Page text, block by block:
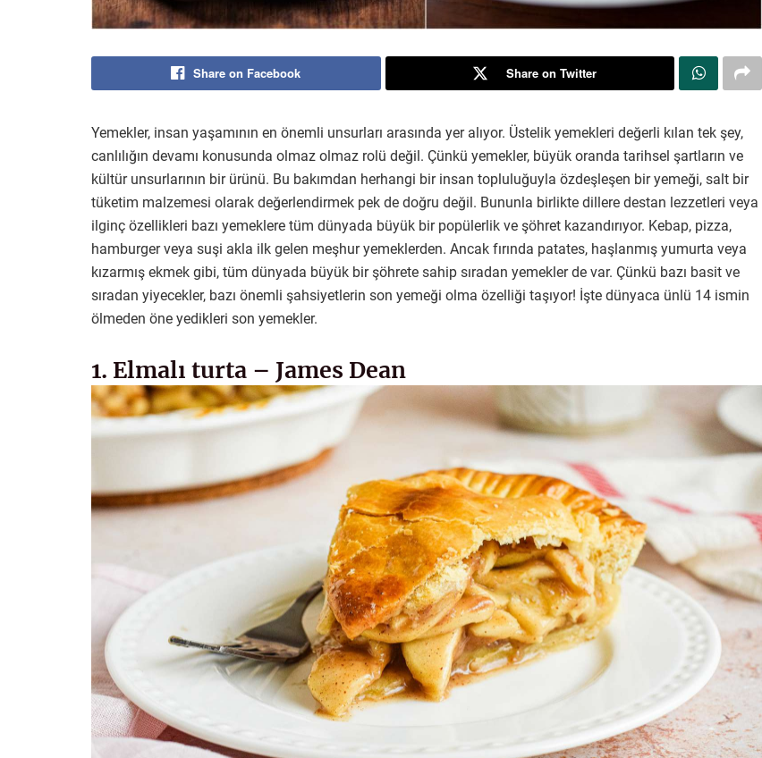
Share on Facebook Share on Twitter
Yemekler, insan yaşamının en önemli unsurları arasında yer alıyor. Üstelik yemekleri değerli kılan tek şey,
canlılığın devamı konusunda olmaz olmaz rolü değil. Çünkü yemekler, büyük oranda tarihsel şartların ve
kültür unsurlarının bir ürünü. Bu bakımdan herhangi bir insan topluluğuyla özdeşleşen bir yemeği, salt bir
tüketim malzemesi olarak değerlendirmek pek de doğru değil. Bununla birlikte dillere destan lezzetleri veya
ilginç özellikleri bazı yemeklere tüm dünyada büyük bir popülerlik ve şöhret kazandırıyor. Kebap, pizza,
hamburger veya suşi akla ilk gelen meşhur yemeklerden. Ancak fırında patates, haşlanmış yumurta veya
kızarmış ekmek gibi, tüm dünyada büyük bir şöhrete sahip sıradan yemekler de var. Çünkü bazı basit ve
sıradan yiyecekler, bazı önemli şahsiyetlerin son yemeği olma özelliği taşıyor! İşte dünyaca ünlü 14 ismin
ölmeden öne yedikleri son yemekler.
1. Elmalı turta – James Dean